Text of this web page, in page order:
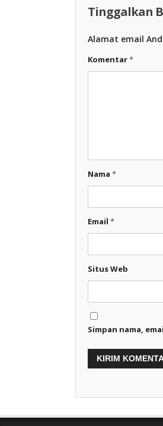
Tinggalkan
Alamat email
Komentar*
Nama *
Email *
Situs Web
Simpan nama,